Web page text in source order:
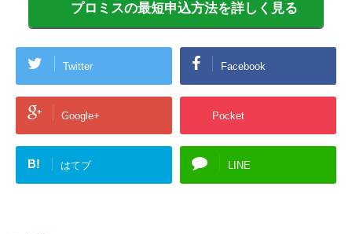
プロミスの最短申込方法を詳しく見る
Twitter Facebook
Google+ Pocket
B! はてブ LINE